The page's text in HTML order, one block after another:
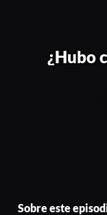
¿Hubo
Sobre este